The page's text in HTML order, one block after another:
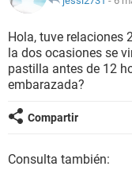
BIENESTAR
SEXUALIDAD
GLOSARIO
Hola, tuve relaciones
la dos ocasiones se
pastilla antes de 12
embarazada?
Compartir
Consulta también: